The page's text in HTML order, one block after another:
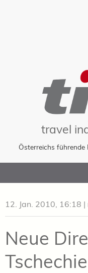
travel
Österreichs führende
to
12. Jan. 2010, 16:18 |
Neue